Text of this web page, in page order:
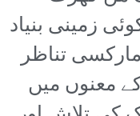
زمینی بنیاد
تناظر
معنوں میں